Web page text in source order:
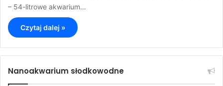
– 54-litrowe akwarium…
Czytaj dalej »
Nanoakwarium słodkowodne